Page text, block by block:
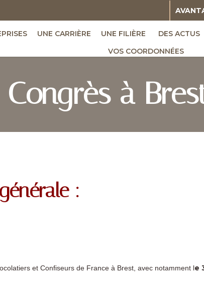
UNE CARRIÈRE UNE FILIÈRE DES ACTUS
VOS COORDONNÉES
Congrès à
:
et Confiseurs de France à Brest, avec notamment le